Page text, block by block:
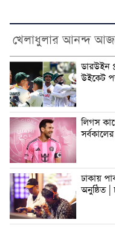
খেলাধুলার আনন্দ
ডারউইন
উইকেট
লিগস
ঢাকায়
অনুষ্ঠিত |